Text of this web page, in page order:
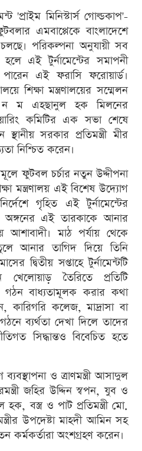
'প্রাইম মিনিস্টার্স গোল্ডকাপ'-
এমবাপ্পেকে বাংলাদেশে
পরিকল্পনা অনুযায়ী সব
হলে এই টুর্নামেন্টের সমাপনী
এই ফরাসি ফরোয়ার্ড।
শিক্ষা মন্ত্রণালয়ের সম্মেলন
ন ম এহছানুল হক মিলনের
কমিটির এক সভা শেষে
সরকার প্রতিমন্ত্রী মীর
নিশ্চিত করেন।
ফুটবল চর্চার নতুন উদ্দীপনা
মন্ত্রণালয় এই বিশেষ উদ্যোগ
গৃহিত এই টুর্নামেন্টের
অঙ্গনের এই তারকাকে আনার
আশাবাদী। মাঠ পর্যায় থেকে
আনার তাগিদ দিয়ে তিনি
দ্বিতীয় সপ্তাহে টুর্নামেন্টটি
খেলোয়াড় তৈরিতে প্রতিটি
গঠন বাধ্যতামূলক করার কথা
কারিগরি কলেজ, মাদ্রাসা বা
ব্যর্থতা দেখা দিলে তাদের
সিদ্ধান্তও বিবেচিত হতে
ও ত্রাণমন্ত্রী আসাদুল
জহির উদ্দিন স্বপন, যুব ও
হক, বস্ত্র ও পাট প্রতিমন্ত্রী মো.
উপদেষ্টা মাহদী আমিন সহ
কর্মকর্তারা অংশগ্রহণ করেন।